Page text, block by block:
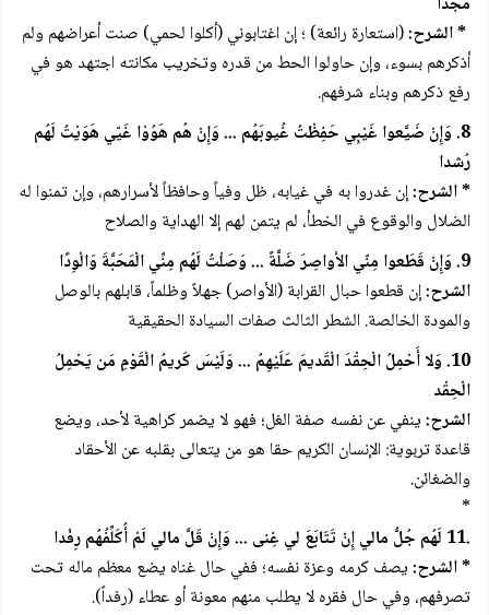
* الشرح:(استعارة رائعة) ؛ إن اغتابوني (أكلوا لحمي) صنت أعراضهم ولم
أذكرهم بسوء، وإن حاولوا الحط من قدره وتخريب مكانته اجتهد هو في
رفع ذكرهم وبناء شرفهم.
8. وَإِنْ ضَيَّعوا غَيْبِي حَفِظْتُ غُيوبَهُم ... وَإِنْ هُم هَوُوْا غَيّي هَوَيْتُ لَهُم
رُشدا
* الشرح:إن غدروا به في غيابه، ظل وفياً وحافظاً لأسرارهم، وإن تمنوا له
الضلال والوقوع في الخطأ، لم يتمن لهم إلا الهداية والصلاح
9. وَإِنْ قَطَعوا مِنّي الأواصِرَ ضَلَّةً ... وَصَلْتُ لَهُم مِنِّي الْمَحَبَّةَ وَالْوِدًا
الشرح:إن قطعوا حبال القرابة (الأواصر) جهلاً وظلماً، قابلهم بالوصل
والمودة الخالصة. الشطر الثالث صفات السيادة الحقيقية
10. وَلا أَحْمِلُ الْحِقْدَ الْقَديمَ عَلَيْهِمُ ... وَلَيْسَ كَريمُ الْقَوْمِ مَن يَحْمِلُ
الْحِقْد
الشرح:ينفي عن نفسه صفة الغل؛ فهو لا يضمر كراهية لأحد، ويضع
قاعدة تربوية: الإنسان الكريم حقا هو من يتعالى بقلبه عن الأحقاد
والضغائن.
*
.11 لَهُم جُلُّ مالي إِنْ تَتَابَعَ لي غِنى ... وَإِنْ قَلَّ مالي لَمْ أُكَلِّفُهُم رِفْدا
* الشرح:يصف كرمه وعزة نفسه؛ ففي حال غناه يضع معظم ماله تحت
تصرفهم، وفي حال فقره لا يطلب منهم معونة أو عطاء (رفداً).